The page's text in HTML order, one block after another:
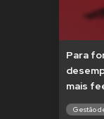
Para
mais
Gestão